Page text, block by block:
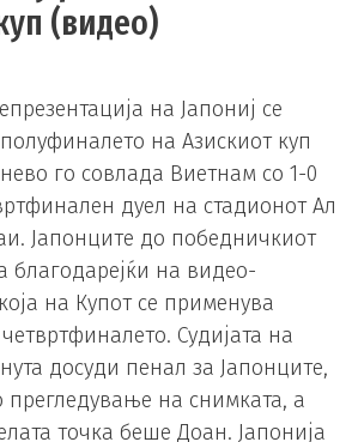
(видео)
на Јапониј се
на Азискиот куп
го совлада Виетнам со 1-0
дуел на стадионот Ал
Јапонците до победничкиот
благодарејќи на видео-
на Купот се применува
Судијата на
досуди пенал за Јапонците,
на снимката, а
точка беше Доан. Јапонија